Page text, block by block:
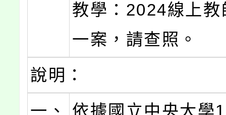
教學：2024線上教
一案，請查照。
說明：
一、
依據國立中央大學